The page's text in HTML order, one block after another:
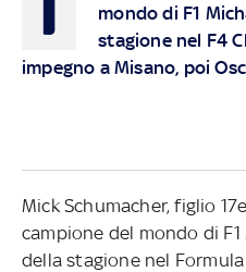
mondo di F1
stagione nel F4
impegno a Misano, poi
Mick Schumacher, figlio
campione del mondo di
della stagione nel